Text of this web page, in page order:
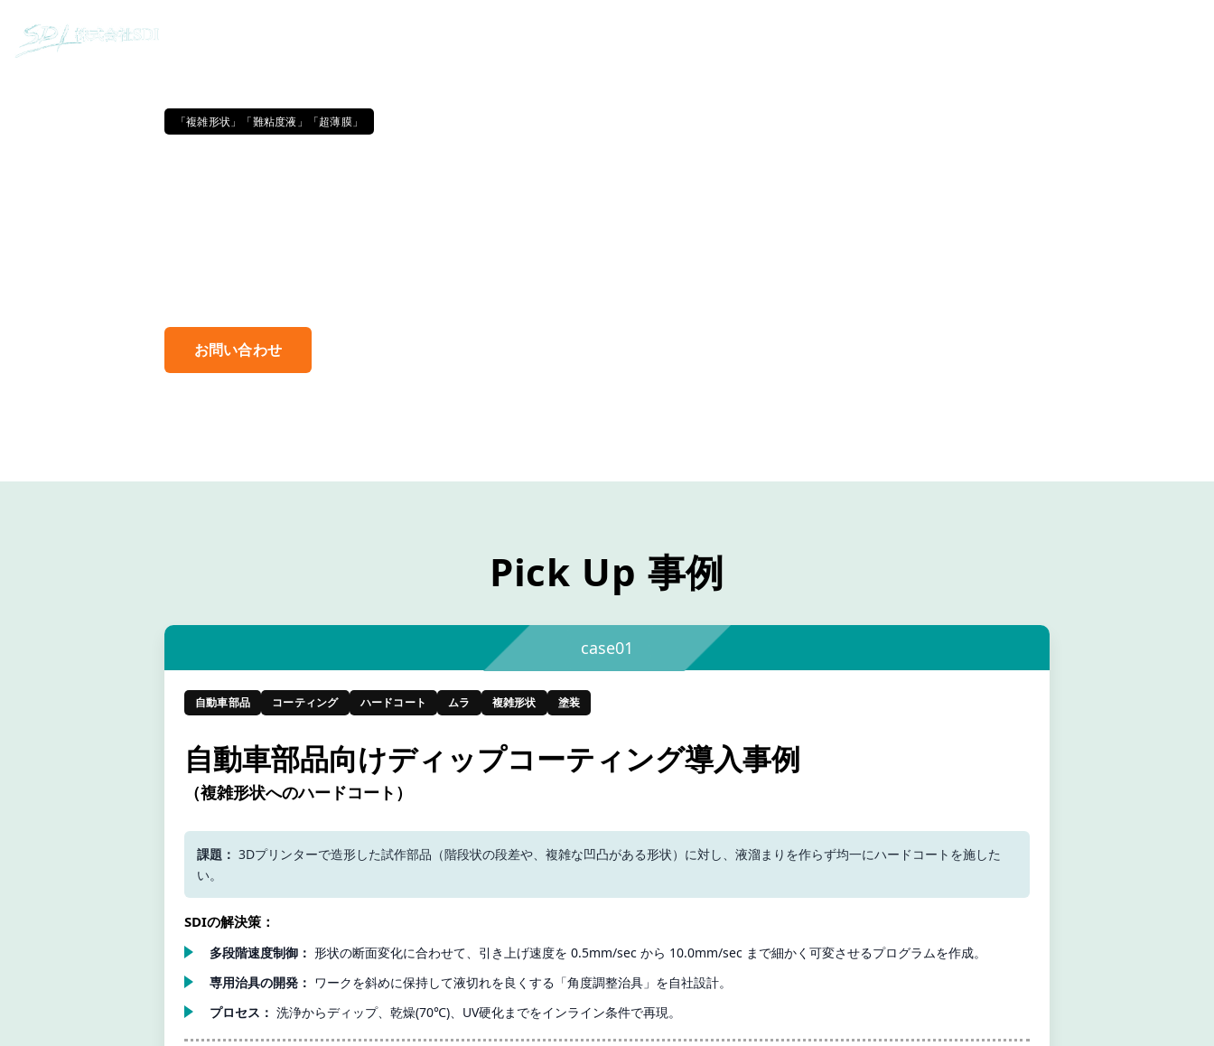
「複雑形状」「難粘度液」「超薄膜」
お問い合わせ
Pick Up 事例
case01
自動車部品 コーティング ハードコート ムラ 複雑形状 塗装
自動車部品向けディップコーティング導入事例
（複雑形状へのハードコート）
課題： 3Dプリンターで造形した試作部品（階段状の段差や、複雑な凹凸がある形状）に対し、液溜まりを作らず均一にハードコートを施した
い。
SDIの解決策：
多段階速度制御： 形状の断面変化に合わせて、引き上げ速度を 0.5mm/sec から 10.0mm/sec まで細かく可変させるプログラムを作成。
専用治具の開発： ワークを斜めに保持して液切れを良くする「角度調整治具」を自社設計。
プロセス： 洗浄からディップ、乾燥(70℃)、UV硬化までをインライン条件で再現。